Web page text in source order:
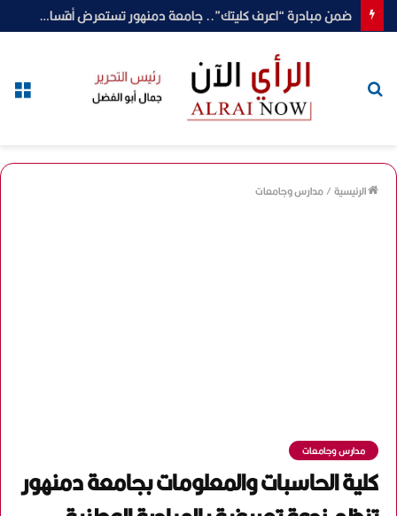
ضمن مبادرة “اعرف كليتك”.. جامعة دمنهور تستعرض أقسام وبرامج كلية العلوم المرتبطة بسوق العمل والبحث العلمي
الرئيسية/مدارس وجامعات
مدارس وجامعات
كلية الحاسبات والمعلومات بجامعة دمنهور